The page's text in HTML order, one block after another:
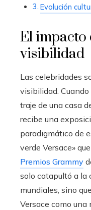
Evolución
El impacto
visibilidad
Las celebridades
visibilidad.
traje de una casa
recibe una
paradigmático de
verde Versace»
Premios Grammy
solo catapultó a la
mundiales, sino
Versace como una